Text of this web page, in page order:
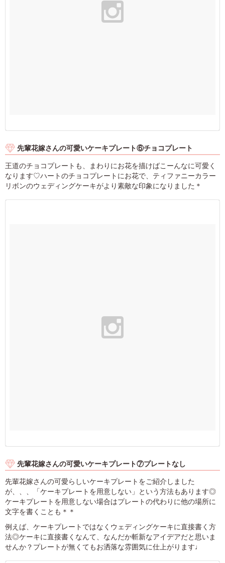
先輩花嫁さんの可愛いケーキプレート⑥チョコプレート
王道のチョコプレートも、まわりにお花を描けばこーんなに可愛く
なります♡ハートのチョコプレートにお花で、ティファニーカラー
リボンのウェディングケーキがより素敵な印象になりました＊
先輩花嫁さんの可愛いケーキプレート⑦プレートなし
先輩花嫁さんの可愛らしいケーキプレートをご紹介しました
が、、、「ケーキプレートを用意しない」という方法もあります◎
ケーキプレートを用意しない場合はプレートの代わりに他の場所に
文字を書くことも＊＊
例えば、ケーキプレートではなくウェディングケーキに直接書く方
法◎ケーキに直接書くなんて、なんだか斬新なアイデアだと思いま
せんか？プレートが無くてもお洒落な雰囲気に仕上がります♩